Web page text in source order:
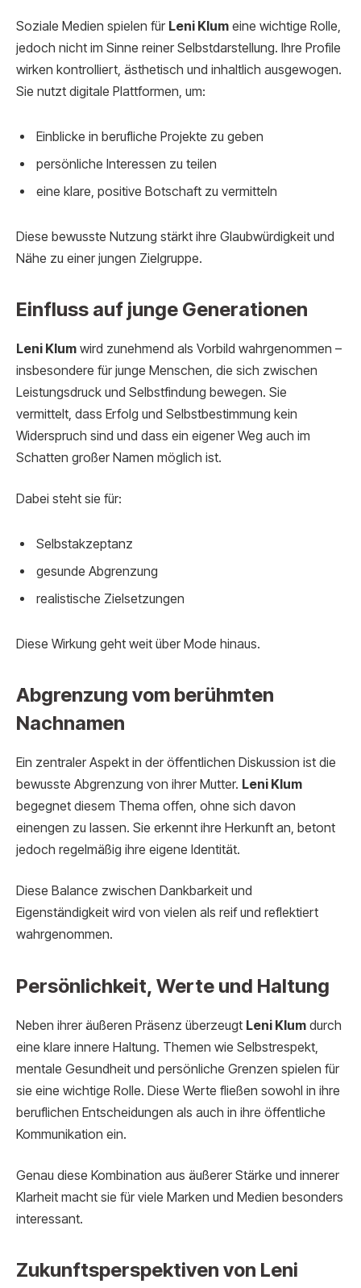
Soziale Medien spielen für Leni Klum eine wichtige Rolle,
jedoch nicht im Sinne reiner Selbstdarstellung. Ihre Profile
wirken kontrolliert, ästhetisch und inhaltlich ausgewogen.
Sie nutzt digitale Plattformen, um:
Einblicke in berufliche Projekte zu geben
persönliche Interessen zu teilen
eine klare, positive Botschaft zu vermitteln
Diese bewusste Nutzung stärkt ihre Glaubwürdigkeit und
Nähe zu einer jungen Zielgruppe.
Einfluss auf junge Generationen
Leni Klum wird zunehmend als Vorbild wahrgenommen –
insbesondere für junge Menschen, die sich zwischen
Leistungsdruck und Selbstfindung bewegen. Sie
vermittelt, dass Erfolg und Selbstbestimmung kein
Widerspruch sind und dass ein eigener Weg auch im
Schatten großer Namen möglich ist.
Dabei steht sie für:
Selbstakzeptanz
gesunde Abgrenzung
realistische Zielsetzungen
Diese Wirkung geht weit über Mode hinaus.
Abgrenzung vom berühmten
Nachnamen
Ein zentraler Aspekt in der öffentlichen Diskussion ist die
bewusste Abgrenzung von ihrer Mutter. Leni Klum
begegnet diesem Thema offen, ohne sich davon
einengen zu lassen. Sie erkennt ihre Herkunft an, betont
jedoch regelmäßig ihre eigene Identität.
Diese Balance zwischen Dankbarkeit und
Eigenständigkeit wird von vielen als reif und reflektiert
wahrgenommen.
Persönlichkeit, Werte und Haltung
Neben ihrer äußeren Präsenz überzeugt Leni Klum durch
eine klare innere Haltung. Themen wie Selbstrespekt,
mentale Gesundheit und persönliche Grenzen spielen für
sie eine wichtige Rolle. Diese Werte fließen sowohl in ihre
beruflichen Entscheidungen als auch in ihre öffentliche
Kommunikation ein.
Genau diese Kombination aus äußerer Stärke und innerer
Klarheit macht sie für viele Marken und Medien besonders
interessant.
Zukunftsperspektiven von Leni